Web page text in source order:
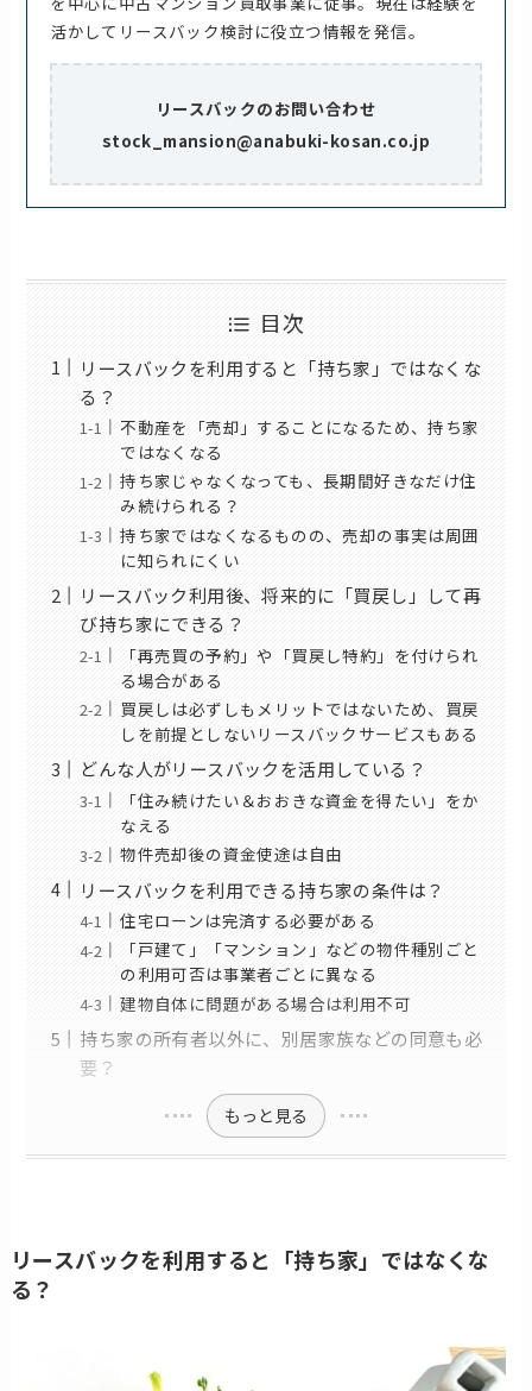
活かしてリースバック検討に役立つ情報を発信。
リースバックのお問い合わせ
stock_mansion@anabuki-kosan.co.jp
目次
リースバックを利用すると「持ち家」ではなくな
る？
不動産を「売却」することになるため、持ち家
ではなくなる
持ち家じゃなくなっても、長期間好きなだけ住
み続けられる？
持ち家ではなくなるものの、売却の事実は周囲
に知られにくい
リースバック利用後、将来的に「買戻し」して再
び持ち家にできる？
「再売買の予約」や「買戻し特約」を付けられ
る場合がある
買戻しは必ずしもメリットではないため、買戻
しを前提としないリースバックサービスもある
どんな人がリースバックを活用している？
「住み続けたい＆おおきな資金を得たい」をか
なえる
物件売却後の資金使途は自由
リースバックを利用できる持ち家の条件は？
住宅ローンは完済する必要がある
「戸建て」「マンション」などの物件種別ごと
の利用可否は事業者ごとに異なる
建物自体に問題がある場合は利用不可
持ち家の所有者以外に、別居家族などの同意も必
要？
もっと見る
リースバックを利用すると「持ち家」ではなくな
る？